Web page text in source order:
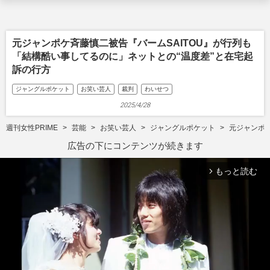
元ジャンポケ斉藤慎二被告『バームSAITOU』が行列も
「結構酷い事してるのに」ネットとの“温度差”と在宅起
訴の行方
ジャングルポケット お笑い芸人 裁判 わいせつ
2025/4/28
週刊女性PRIME 芸能 お笑い芸人 ジャングルポケット 元ジャンポ
広告の下にコンテンツが続きます
arrow_forward_ios もっと読む